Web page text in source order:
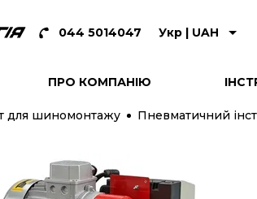
044 5014047 Укр | UAH
ПРО КОМПАНІЮ
для шиномонтажу Пневматичний